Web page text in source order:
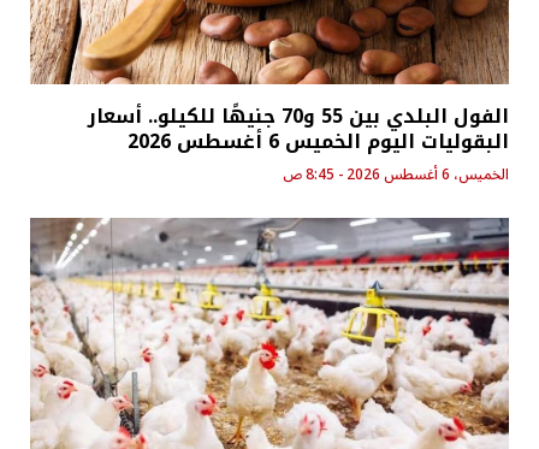
الفول البلدي بين 55 و70 جنيهًا للكيلو.. أسعار
البقوليات اليوم الخميس 6 أغسطس 2026
الخميس، 6 أغسطس 2026 - 8:45 ص